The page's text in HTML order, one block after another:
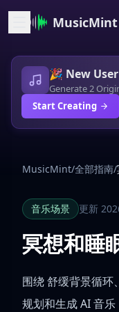
MusicMint
🎉 New
Generate 2
Start Creating
MusicMint/全部指南/
音乐场景 更新
冥想和睡
围绕 舒缓背景循环
规划和生成 AI 音